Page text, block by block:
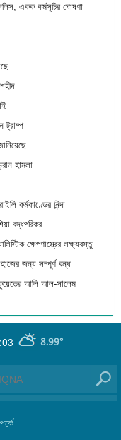
একক কর্মসূচির ঘোষণা
ট্রাম্প
হামলা
কর্মকাণ্ডের নিন্দা
বদ্ধপরিকর
ক্ষেপণাস্ত্রের লক্ষ্যবস্তু
জন্য সম্পূর্ণ বন্ধ
কুয়েতের আলি আল-সালেম
8.99°